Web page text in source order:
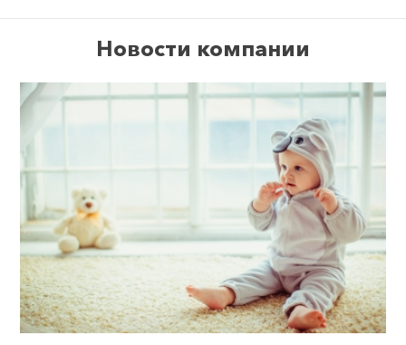
Новости компании